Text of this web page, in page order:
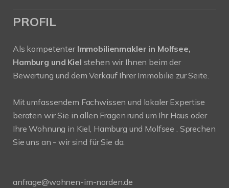
PROFIL
Als kompetenter Immobilienmakler in Molfsee,
Hamburg und Kiel stehen wir Ihnen beim der
Bewertung und dem Verkauf Ihrer Immobilie zur Seite.
Mit umfassendem Fachwissen und lokaler Expertise
beraten wir Sie in allen Fragen rund um Ihr Haus oder
Ihre Wohnung in Kiel, Hamburg und Molfsee . Sprechen
Sie uns an - wir sind für Sie da.
anfrage@wohnen-im-norden.de